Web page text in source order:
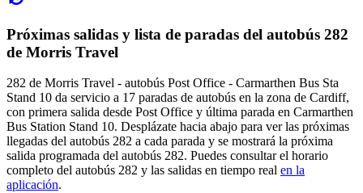
Próximas salidas y lista de paradas del autobús 282
de Morris Travel
282 de Morris Travel - autobús Post Office - Carmarthen Bus Sta
Stand 10 da servicio a 17 paradas de autobús en la zona de Cardiff,
con primera salida desde Post Office y última parada en Carmarthen
Bus Station Stand 10. Desplázate hacia abajo para ver las próximas
llegadas del autobús 282 a cada parada y se mostrará la próxima
salida programada del autobús 282. Puedes consultar el horario
completo del autobús 282 y las salidas en tiempo real en la
aplicación.